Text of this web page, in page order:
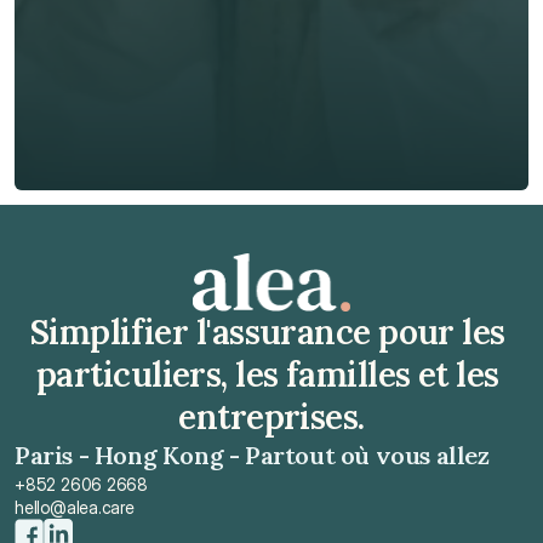
Obtenir un devis gratuit
Simplifier l'assurance pour les
particuliers, les familles et les
entreprises.
Paris - Hong Kong - Partout où vous allez
+852 2606 2668
hello@alea.care